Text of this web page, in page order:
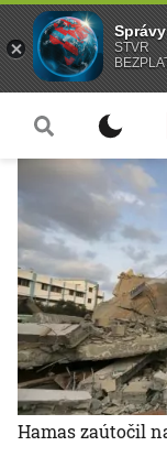
Hamas zaútočil
STVR